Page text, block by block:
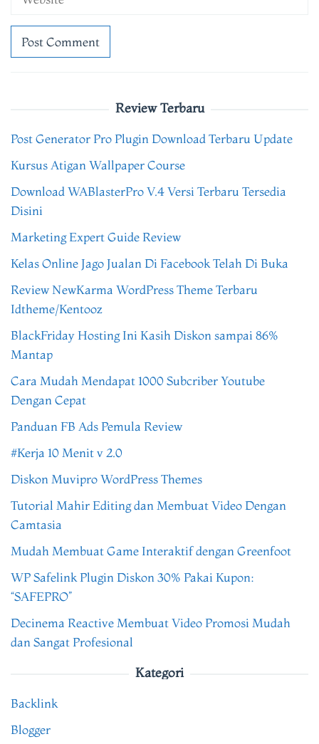
Review Terbaru
Post Generator Pro Plugin Download Terbaru Update
Kursus Atigan Wallpaper Course
Download WABlasterPro V.4 Versi Terbaru Tersedia
Disini
Marketing Expert Guide Review
Kelas Online Jago Jualan Di Facebook Telah Di Buka
Review NewKarma WordPress Theme Terbaru
Idtheme/Kentooz
BlackFriday Hosting Ini Kasih Diskon sampai 86%
Mantap
Cara Mudah Mendapat 1000 Subcriber Youtube
Dengan Cepat
Panduan FB Ads Pemula Review
#Kerja 10 Menit v 2.0
Diskon Muvipro WordPress Themes
Tutorial Mahir Editing dan Membuat Video Dengan
Camtasia
Mudah Membuat Game Interaktif dengan Greenfoot
WP Safelink Plugin Diskon 30% Pakai Kupon:
“SAFEPRO”
Decinema Reactive Membuat Video Promosi Mudah
dan Sangat Profesional
Kategori
Backlink
Blogger